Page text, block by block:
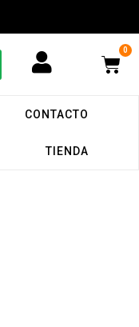
0
CONTACTO
TIENDA